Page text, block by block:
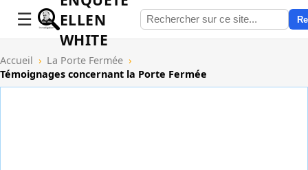
ELLEN
WHITE
Accueil › La Porte Fermée ›
Témoignages concernant la Porte Fermée